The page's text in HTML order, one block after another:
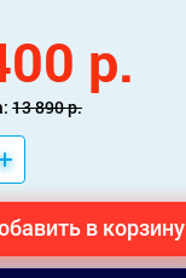
р.
13 890 р.
в корзину